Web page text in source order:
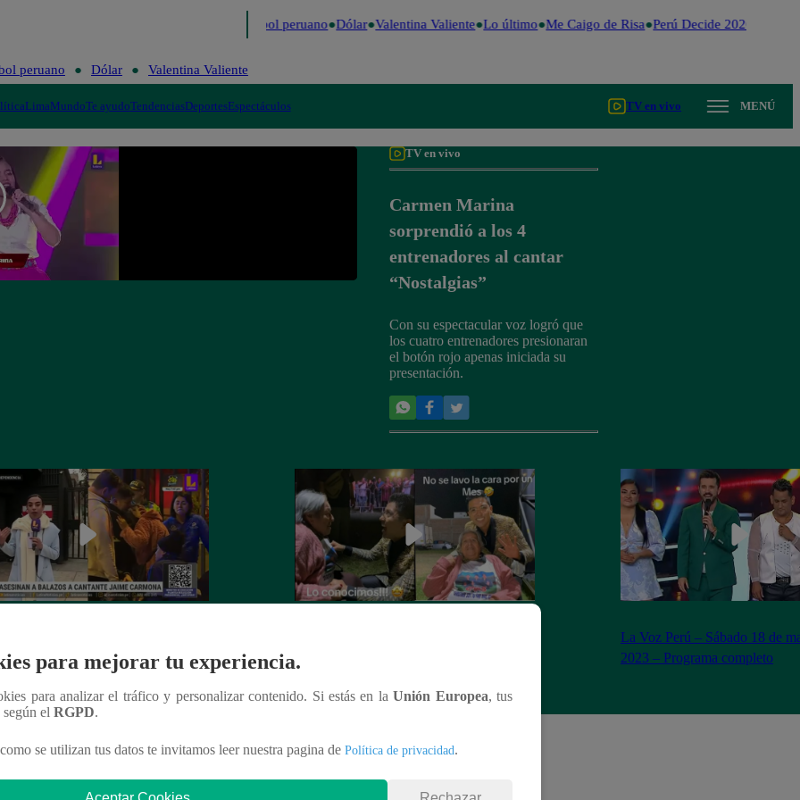
Fútbol peruano Dólar Valentina Valiente Lo último Me Caigo de Risa Perú Decide 2026
peruano Dólar Valentina Valiente
LimaMundoTe ayudoTendenciasDeportesEspectáculos TV en vivo MENÚ
TV en vivo
Carmen Marina
sorprendió a los 4
entrenadores al cantar
“Nostalgias”
Con su espectacular voz logró que
los cuatro entrenadores presionaran
el botón rojo apenas iniciada su
presentación.
sabe de la muerte del exparticipante
Voz Perú’
La Voz Perú – Sábado 18 de
2023 – Programa completo
para mejorar tu experiencia.
para analizar el tráfico y personalizar contenido. Si estás en laUnión Europea, tus
según el RGPD.
se utilizan tus datos te invitamos leer nuestra pagina de Política de privacidad.